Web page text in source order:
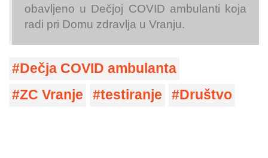
obavljeno u Dečjoj COVID ambulanti koja
radi pri Domu zdravlja u Vranju.
Dečja COVID ambulanta
ZC Vranje
testiranje Društvo